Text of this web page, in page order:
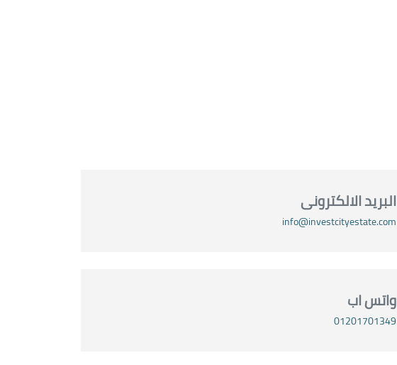
البريد الالكترونى
info@investcityestate.com
واتس اب
01201701349